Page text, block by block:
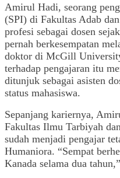
Amirul Hadi, seorang
(SPI) di Fakultas Adab
profesi sebagai dosen
pernah berkesempatan
doktor di McGill
terhadap pengajaran itu
ditunjuk sebagai asisten
status mahasiswa.
Sepanjang kariernya,
Fakultas Ilmu Tarbiyah
sudah menjadi pengajar
Humaniora. “Sempat
Kanada selama dua